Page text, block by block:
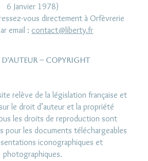
6 Janvier 1978)
vous directement à Orfèvrerie
email : contact@liberty.fr
– Copyright
relève de la législation française et
le droit d’auteur et la propriété
les droits de reproduction sont
pour les documents téléchargeables
iconographiques et
photographiques.